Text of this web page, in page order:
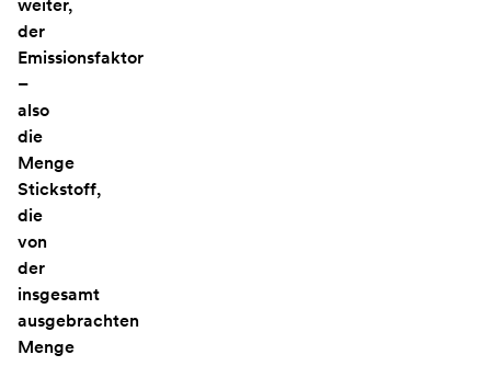
weiter,
der
Emissionsfaktor
–
also
die
Menge
Stickstoff,
die
von
der
insgesamt
ausgebrachten
Menge